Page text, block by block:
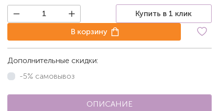
Купить в 1 клик
В корзину
Дополнительные скидки:
-5% самовывоз
ОПИСАНИЕ